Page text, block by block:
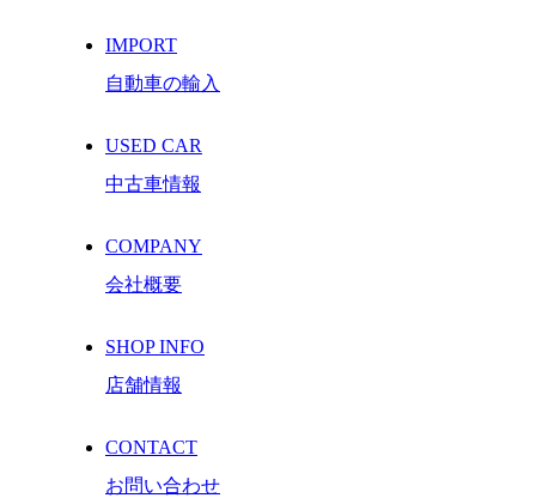
IMPORT
自動車の輸入
USED CAR
中古車情報
COMPANY
会社概要
SHOP INFO
店舗情報
CONTACT
お問い合わせ